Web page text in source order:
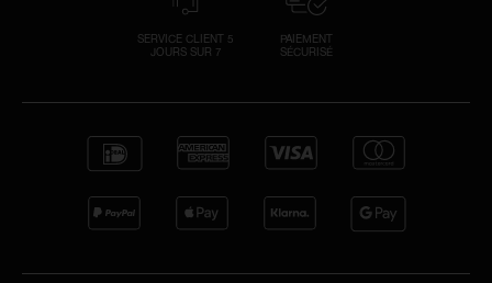
SERVICE CLIENT 5
JOURS SUR 7
PAIEMENT
SÉCURISÉ